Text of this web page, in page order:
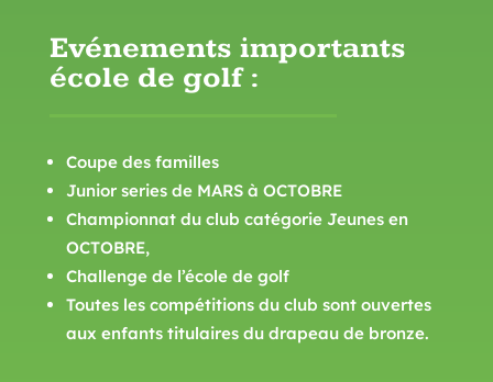
Evénements importants
école de golf :
Coupe des familles
Junior series de MARS à OCTOBRE
Championnat du club catégorie Jeunes en
OCTOBRE,
Challenge de l’école de golf
Toutes les compétitions du club sont ouvertes
aux enfants titulaires du drapeau de bronze.